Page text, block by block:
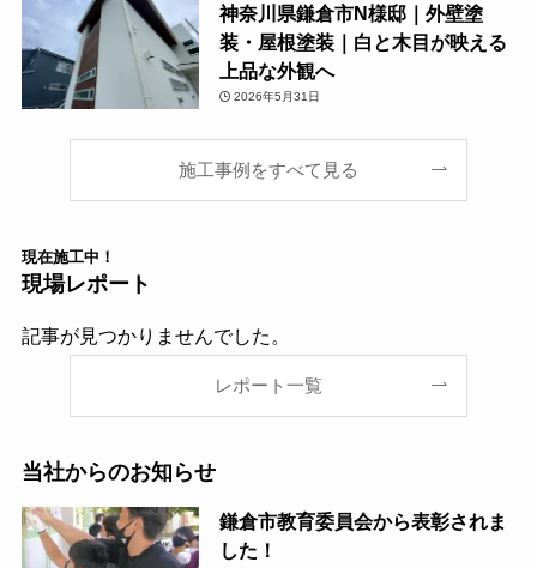
神奈川県鎌倉市N様邸｜外壁塗
装・屋根塗装｜白と木目が映える
上品な外観へ
2026年5月31日
施工事例をすべて見る
現在施工中！
現場レポート
記事が見つかりませんでした。
レポート一覧
当社からのお知らせ
鎌倉市教育委員会から表彰されま
した！